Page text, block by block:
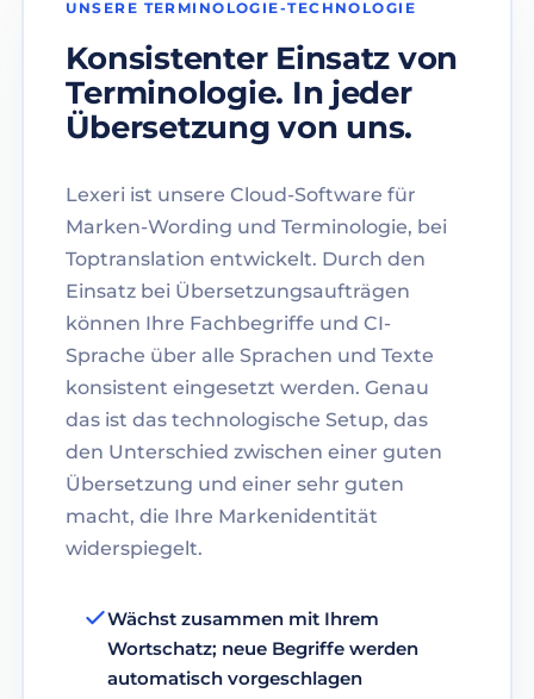
UNSERE TERMINOLOGIE-TECHNOLOGIE
Konsistenter Einsatz von
Terminologie. In jeder
Übersetzung von uns.
Lexeri ist unsere Cloud-Software für
Marken-Wording und Terminologie, bei
Toptranslation entwickelt. Durch den
Einsatz bei Übersetzungsaufträgen
können Ihre Fachbegriffe und CI-
Sprache über alle Sprachen und Texte
konsistent eingesetzt werden. Genau
das ist das technologische Setup, das
den Unterschied zwischen einer guten
Übersetzung und einer sehr guten
macht, die Ihre Markenidentität
widerspiegelt.
Wächst zusammen mit Ihrem
Wortschatz; neue Begriffe werden
automatisch vorgeschlagen